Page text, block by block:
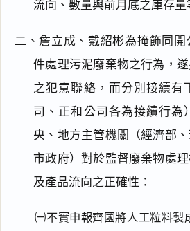
流向、數量與前月底之庫存量
二、詹立成、戴紹彬為掩飾同
件處理污泥廢棄物之行為，
之犯意聯絡，而分別接續有
司、正和公司各為接續行為
央、地方主管機關（經濟部
市政府）對於監督廢棄物處
及產品流向之正確性：
㈠不實申報齊國將人工粒料製